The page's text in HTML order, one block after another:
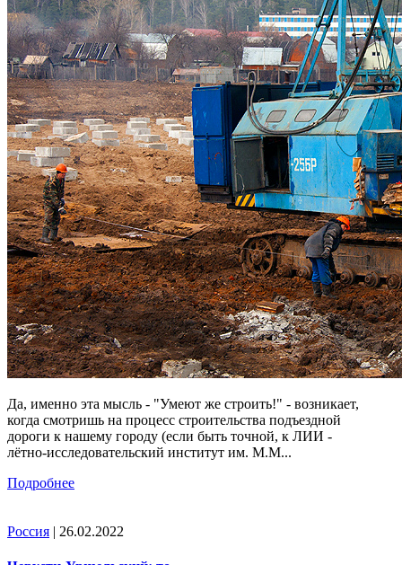
Да, именно эта мысль - "Умеют же строить!" - возникает,
когда смотришь на процесс строительства подъездной
дороги к нашему городу (если быть точной, к ЛИИ -
лётно-исследовательский институт им. М.М...
Подробнее
Россия | 26.02.2022